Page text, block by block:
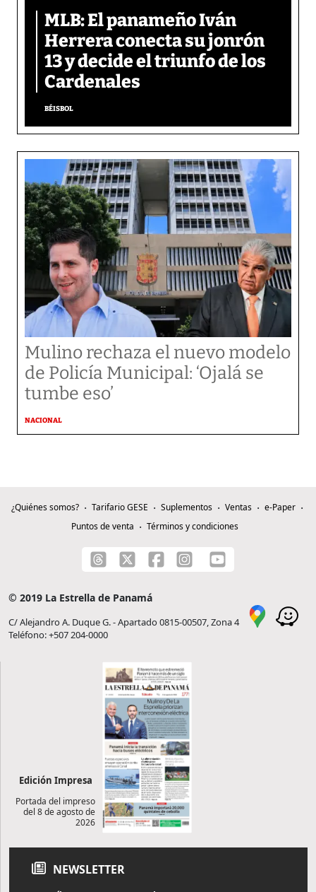
MLB: El panameño Iván
Herrera conecta su jonrón
13 y decide el triunfo de los
Cardenales
BÉISBOL
Mulino rechaza el nuevo modelo
de Policía Municipal: ‘Ojalá se
tumbe eso’
NACIONAL
¿Quiénes somos? Tarifario GESE Suplementos Ventas
e-Paper
Puntos de venta
Términos y condiciones
© 2019 La Estrella de Panamá
C/ Alejandro A. Duque G. - Apartado 0815-00507, Zona 4
Teléfono: +507 204-0000
Edición Impresa
Portada del impreso
del 8 de agosto de
2026
NEWSLETTER